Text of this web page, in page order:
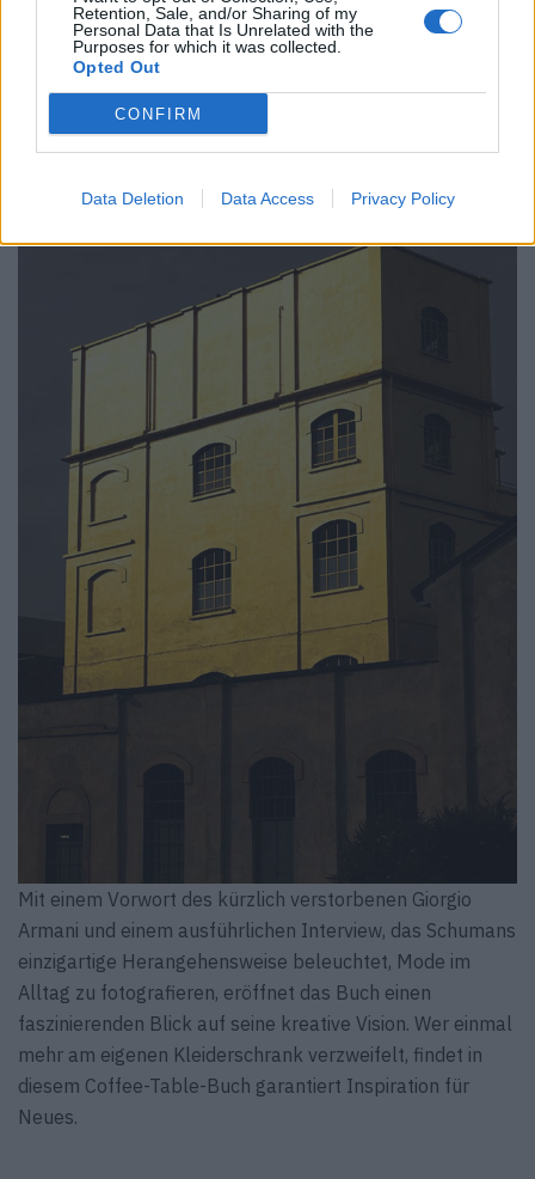
Retention, Sale, and/or Sharing of my
Personal Data that Is Unrelated with the
Purposes for which it was collected.
Opted Out
CONFIRM
Data Deletion Data Access Privacy Policy
Mit einem Vorwort des kürzlich verstorbenen Giorgio
Armani und einem ausführlichen Interview, das Schumans
einzigartige Herangehensweise beleuchtet, Mode im
Alltag zu fotografieren, eröffnet das Buch einen
faszinierenden Blick auf seine kreative Vision. Wer einmal
mehr am eigenen Kleiderschrank verzweifelt, findet in
diesem Coffee-Table-Buch garantiert Inspiration für
Neues.